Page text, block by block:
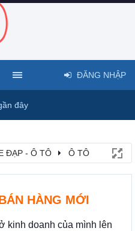
ĐẠP - Ô TÔ Ô TÔ
HÀNG MỚI
kinh doanh của mình lên
đây
ĐĂNG NHẬP